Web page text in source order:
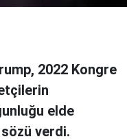
2022 Kongre
elde
verdi.